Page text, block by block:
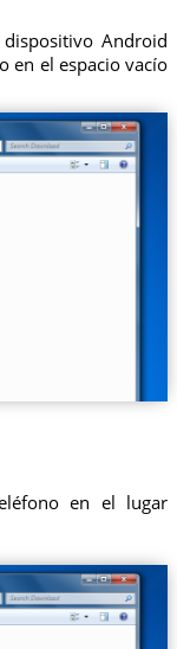
Android
en el espacio vacío
en el lugar